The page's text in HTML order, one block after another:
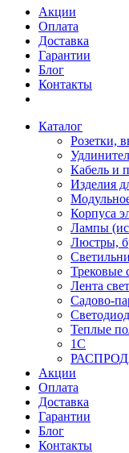
Акции
Оплата
Доставка
Гарантии
Блог
Контакты
Каталог
Розетки,
Кабель и
Изделия
Корпуса
Лампы
Люстры,
Трековые
Лента
Садово-
Теплые
1С
Акции
Оплата
Доставка
Гарантии
Блог
Контакты